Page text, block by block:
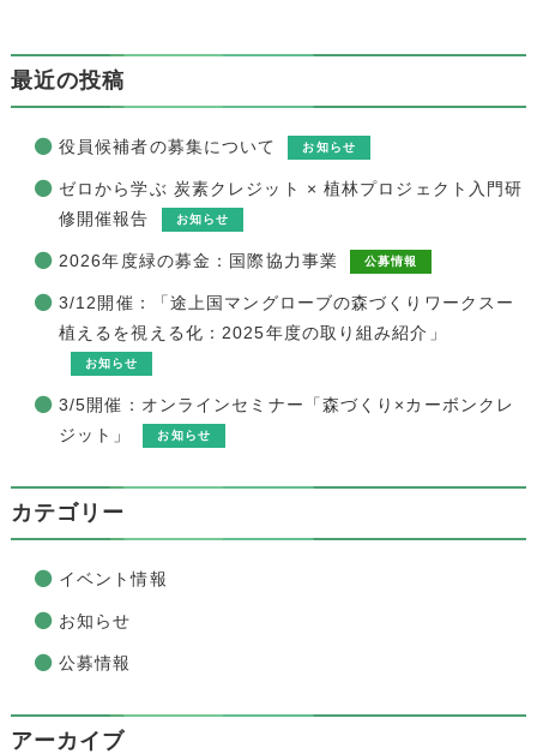
最近の投稿
役員候補者の募集について お知らせ
ゼロから学ぶ 炭素クレジット × 植林プロジェクト入門研
修開催報告
お知らせ
2026年度緑の募金：国際協力事業 公募情報
3/12開催：「途上国マングローブの森づくりワークスー
植えるを視える化：2025年度の取り組み紹介」
お知らせ
3/5開催：オンラインセミナー「森づくり×カーボンクレ
ジット」
お知らせ
カテゴリー
イベント情報
お知らせ
公募情報
アーカイブ